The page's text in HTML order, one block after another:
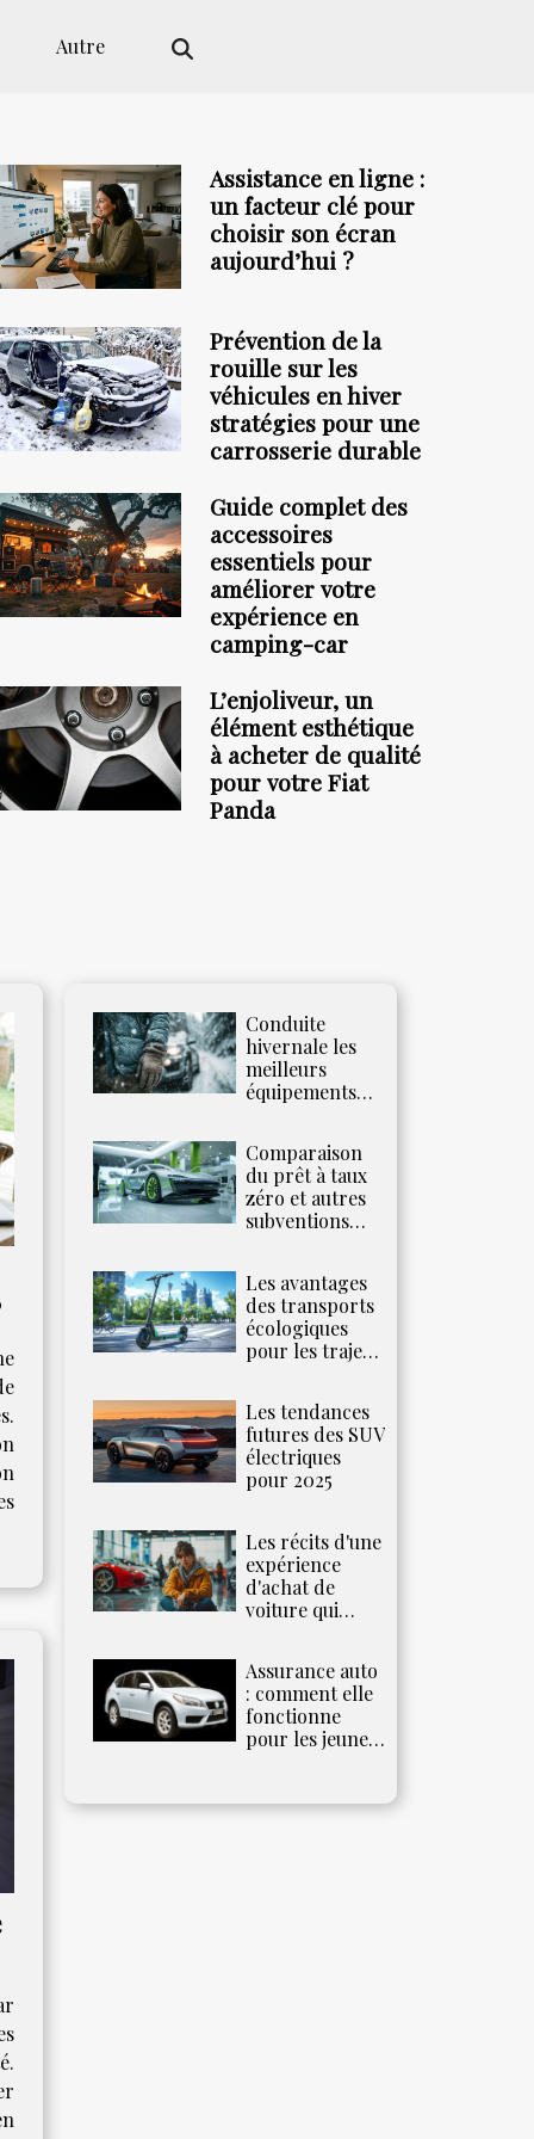
Autre
Assistance en ligne :
un facteur clé pour
choisir son écran
aujourd’hui ?
Prévention de la
rouille sur les
véhicules en hiver
stratégies pour une
carrosserie durable
Guide complet des
accessoires
essentiels pour
améliorer votre
expérience en
camping-car
L’enjoliveur, un
élément esthétique
à acheter de qualité
pour votre Fiat
Panda
Conduite
hivernale les
meilleurs
équipements
neige
Comparaison
du prêt à taux
zéro et autres
subventions
Les avantages
des transports
écologiques
pour les trajets
Les tendances
futures des SUV
électriques
pour 2025
Les récits d'une
expérience
d'achat de
voiture qui
Assurance auto
: comment elle
fonctionne
pour les jeunes